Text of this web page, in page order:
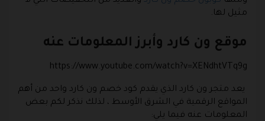
مثيل لها.
موقع ون كارد وأبرز المعلومات عنه
https://www.youtube.com/watch?v=XENdhtVTq9g
يعد متجر ون كارد الذي يقدم كود خصم ون كارد واحد من أهم
المواقع الرقمية في الشرق الأوسط ، لذلك نذكر لكم بعض
المعلومات عنه فيما يلي: